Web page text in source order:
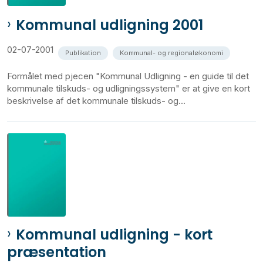
Kommunal udligning 2001
02-07-2001 Publikation Kommunal- og regionaløkonomi
Formålet med pjecen "Kommunal Udligning - en guide til det
kommunale tilskuds- og udligningssystem" er at give en kort
beskrivelse af det kommunale tilskuds- og...
Kommunal udligning - kort
præsentation